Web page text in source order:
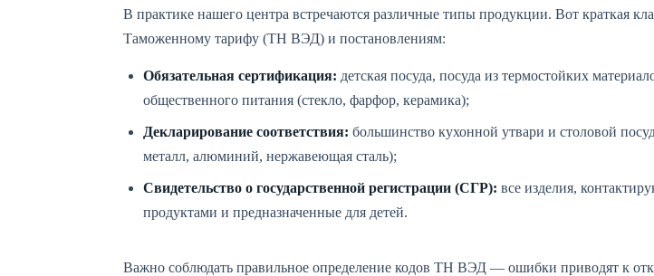
В практике нашего центра встречаются различные типы продукции. Вот краткая
Таможенному тарифу (ТН ВЭД) и постановлениям:
Обязательная сертификация: детская посуда, посуда из термостойких
общественного питания (стекло, фарфор, керамика);
Декларирование соответствия: большинство кухонной утвари и столовой
металл, алюминий, нержавеющая сталь);
Свидетельство о государственной регистрации (СГР): все изделия,
продуктами и предназначенные для детей.
Важно соблюдать правильное определение кодов ТН ВЭД — ошибки приводят к